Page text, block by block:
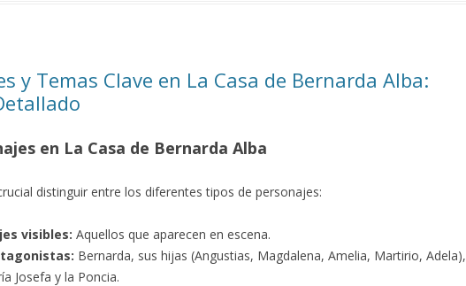
y Temas Clave en La Casa de Bernarda Alba:
en La Casa de Bernarda Alba
distinguir entre los diferentes tipos de personajes:
visibles: Aquellos que aparecen en escena.
Bernarda, sus hijas (Angustias, Magdalena, Amelia, Martirio, Adela),
Josefa y la Poncia.